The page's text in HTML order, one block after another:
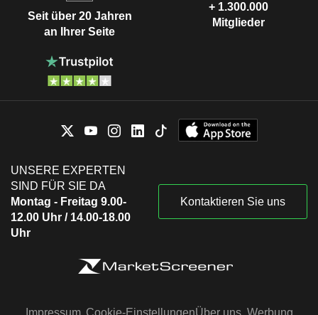
Seit über 20 Jahren
an Ihrer Seite
+ 1.300.000
Mitglieder
UNSERE EXPERTEN
SIND FÜR SIE DA
Montag - Freitag 9.00-
12.00 Uhr / 14.00-18.00
Uhr
Kontaktieren Sie uns